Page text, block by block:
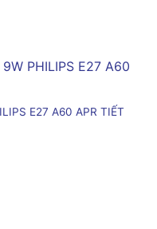
E27 A60 APR TIẾT